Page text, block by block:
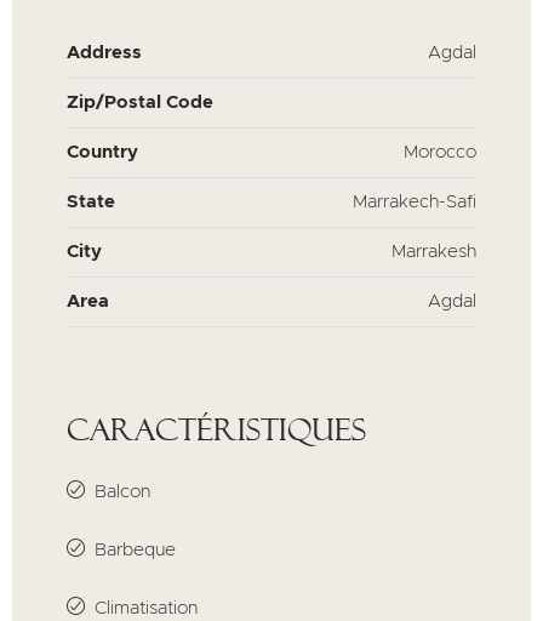
Address Agdal
Zip/Postal Code
Country Morocco
State Marrakech-Safi
City Marrakesh
Area Agdal
Caractéristiques
Balcon
Barbeque
Climatisation